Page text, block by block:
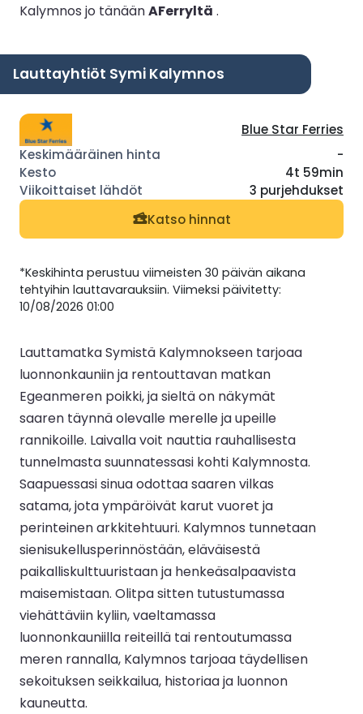
Kalymnos jo tänäänAFerryltä .
Lauttayhtiöt Symi Kalymnos
Blue Star Ferries
-
4t 59min
3 purjehdukset
Katso hinnat
*Keskihinta perustuu viimeisten 30 päivän aikana
tehtyihin lauttavarauksiin. Viimeksi päivitetty:
10/08/2026 01:00
Lauttamatka Symistä Kalymnokseen tarjoaa
luonnonkauniin ja rentouttavan matkan
Egeanmeren poikki, ja sieltä on näkymät
saaren täynnä olevalle merelle ja upeille
rannikoille. Laivalla voit nauttia rauhallisesta
tunnelmasta suunnatessasi kohti Kalymnosta.
Saapuessasi sinua odottaa saaren vilkas
satama, jota ympäröivät karut vuoret ja
perinteinen arkkitehtuuri. Kalymnos tunnetaan
sienisukellusperinnöstään, eläväisestä
paikalliskulttuuristaan ja henkeäsalpaavista
maisemistaan. Olitpa sitten tutustumassa
viehättäviin kyliin, vaeltamassa
luonnonkauniilla reiteillä tai rentoutumassa
meren rannalla, Kalymnos tarjoaa täydellisen
sekoituksen seikkailua, historiaa ja luonnon
kauneutta.